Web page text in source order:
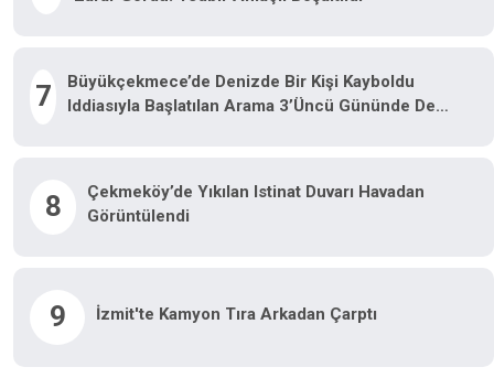
7
Büyükçekmece’de Denizde Bir Kişi Kayboldu
Iddiasıyla Başlatılan Arama 3’üncü Gününde De
8
Çekmeköy’de Yıkılan Istinat Duvarı Havadan
Görüntülendi
9 İzmit'te Kamyon Tıra Arkadan Çarptı